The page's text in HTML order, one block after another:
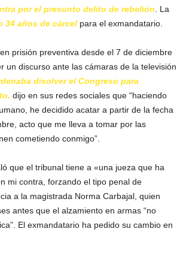
por el presunto delito de rebelión . La
34 años de cárcel para el exmandatario.
prisión preventiva desde el 7 de diciembre
un discurso ante las cámaras de la televisión
disolver el Congreso para
dijo en sus redes sociales que “haciendo
he decidido acatar a partir de la fecha
acto que me lleva a tomar por las
cometiendo conmigo”.
que el tribunal tiene a «una jueza que ha
mi contra, forzando el tipo penal de
a la magistrada Norma Carbajal, quien
antes que el alzamiento en armas “no
El exmandatario ha pedido su cambio en